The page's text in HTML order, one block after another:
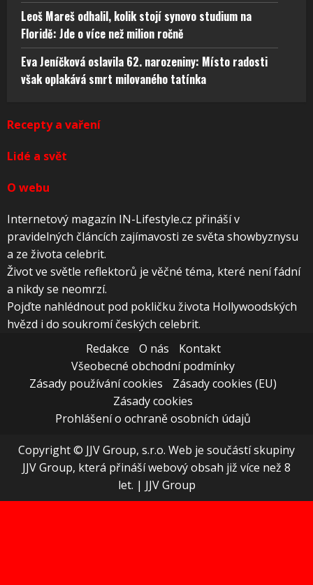
Leoš Mareš odhalil, kolik stojí synovo studium na
Floridě: Jde o více než milion ročně
Eva Jeníčková oslavila 62. narozeniny: Místo radosti
však oplakává smrt milovaného tatínka
Recepty a vaření
Lidé a svět
O webu
Internetový magazín IN-Lifestyle.cz přináší v
pravidelných článcích zajímavosti ze světa showbyznysu
a ze života celebrit.
Život ve světle reflektorů je věčné téma, které není fádní
a nikdy se neomrzí.
Pojďte nahlédnout pod pokličku života Hollywoodských
hvězd i do soukromí českých celebrit.
Redakce
O nás
Kontakt
Všeobecné obchodní podmínky
Zásady používání cookies
Zásady cookies (EU)
Zásady cookies
Prohlášení o ochraně osobních údajů
Copyright © JJV Group, s.r.o. Web je součástí skupiny
JJV Group, která přináší webový obsah již více než 8
let. | JJV Group